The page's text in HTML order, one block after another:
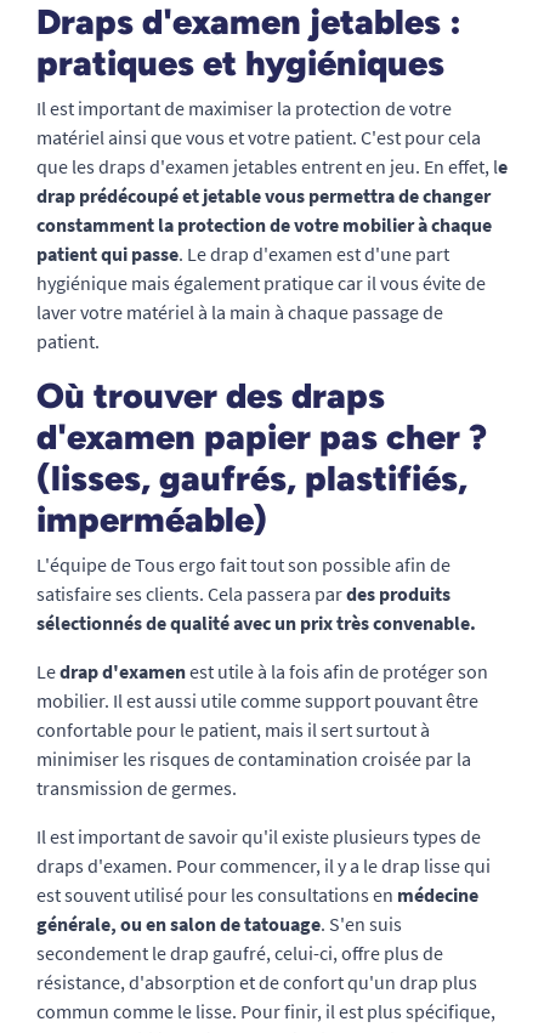
Draps d'examen jetables :
pratiques et hygiéniques
Il est important de maximiser la protection de votre
matériel ainsi que vous et votre patient. C'est pour cela
que les draps d'examen jetables entrent en jeu. En effet, le
drap prédécoupé et jetable vous permettra de changer
constamment la protection de votre mobilier à chaque
patient qui passe. Le drap d'examen est d'une part
hygiénique mais également pratique car il vous évite de
laver votre matériel à la main à chaque passage de
patient.
Où trouver des draps
d'examen papier pas cher ?
(lisses, gaufrés, plastifiés,
imperméable)
L'équipe de Tous ergo fait tout son possible afin de
satisfaire ses clients. Cela passera pardes produits
sélectionnés de qualité avec un prix très convenable.
Ledrap d'examenest utile à la fois afin de protéger son
mobilier. Il est aussi utile comme support pouvant être
confortable pour le patient, mais il sert surtout à
minimiser les risques de contamination croisée par la
transmission de germes.
Il est important de savoir qu'il existe plusieurs types de
draps d'examen. Pour commencer, il y a le drap lisse qui
est souvent utilisé pour les consultations en médecine
générale, ou en salon de tatouage. S'en suis
secondement le drap gaufré, celui-ci, offre plus de
résistance, d'absorption et de confort qu'un drap plus
commun comme le lisse. Pour finir, il est plus spécifique,